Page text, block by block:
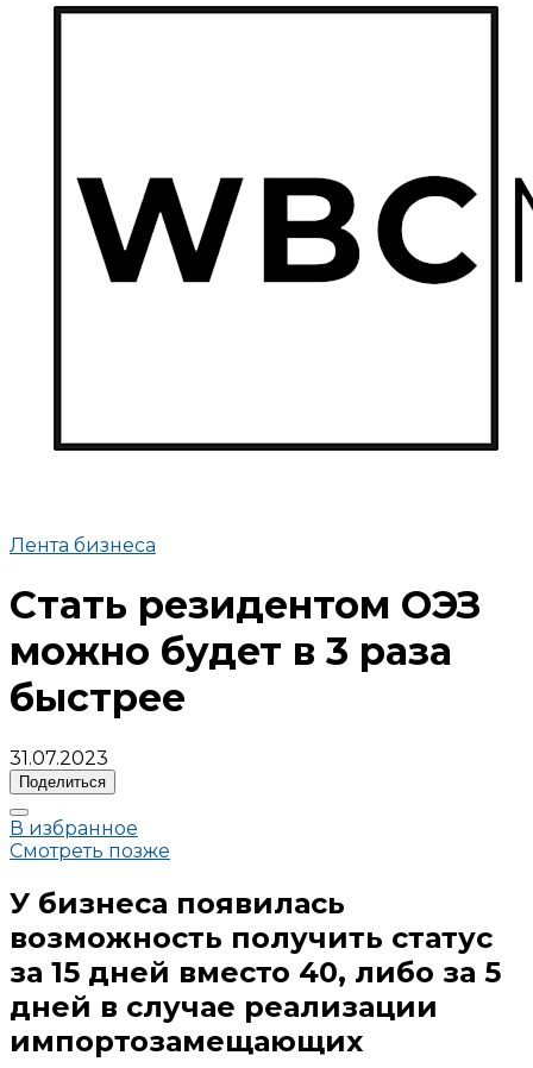
Лента бизнеса
Стать резидентом ОЭЗ
можно будет в 3 раза
быстрее
31.07.2023
Поделиться
В избранное
Смотреть позже
У бизнеса появилась
возможность получить статус
за 15 дней вместо 40, либо за 5
дней в случае реализации
импортозамещающих